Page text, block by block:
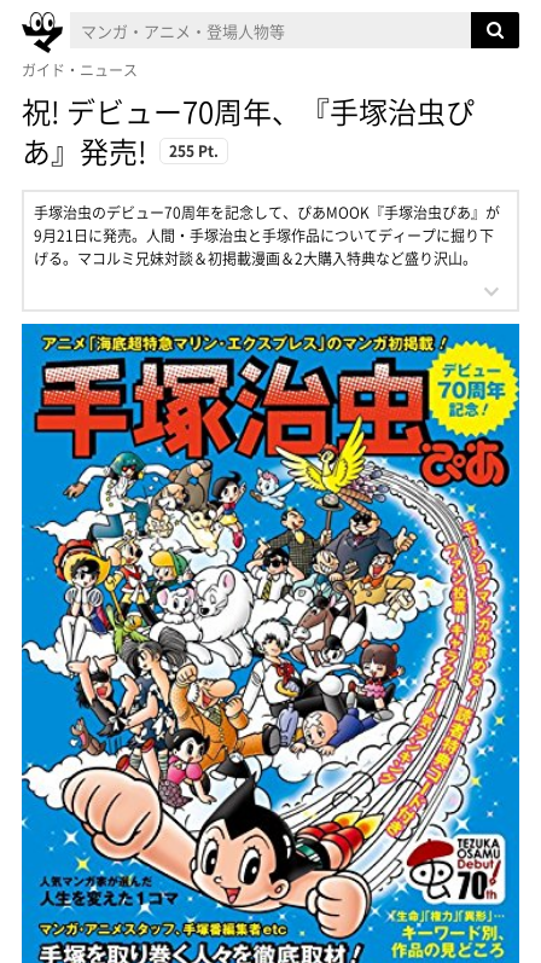
ガイド・ニュース
祝! デビュー70周年、『手塚治虫ぴ
あ』発売!
255 Pt.
手塚治虫のデビュー70周年を記念して、ぴあMOOK『手塚治虫ぴあ』が
9月21日に発売。人間・手塚治虫と手塚作品についてディープに掘り下
げる。マコルミ兄妹対談＆初掲載漫画＆2大購入特典など盛り沢山。